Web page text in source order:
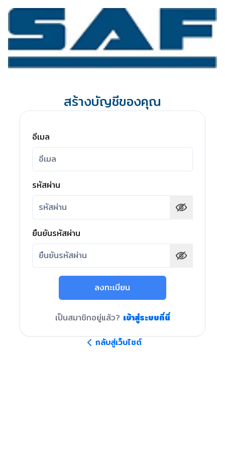
สร้างบัญชีของคุณ
อีเมล
รหัสผ่าน
ยืนยันรหัสผ่าน
ลงทะเบียน
เป็นสมาชิกอยู่แล้ว? เข้าสู่ระบบที่นี่
กลับสู่เว็บไซต์